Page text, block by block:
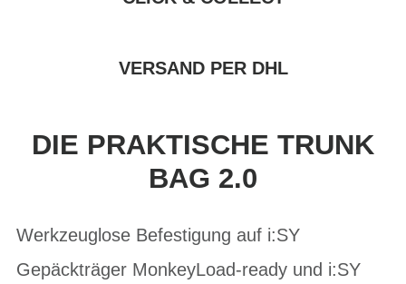
VERSAND PER DHL
DIE PRAKTISCHE TRUNK
BAG 2.0
Werkzeuglose Befestigung auf i:SY
Gepäckträger MonkeyLoad-ready und i:SY